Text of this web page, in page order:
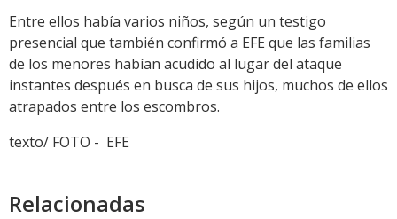
Entre ellos había varios niños, según un testigo
presencial que también confirmó a EFE que las familias
de los menores habían acudido al lugar del ataque
instantes después en busca de sus hijos, muchos de ellos
atrapados entre los escombros.
texto/ FOTO - EFE
Relacionadas